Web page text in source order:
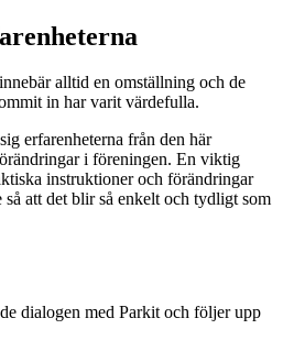
alltid en omställning och de
in har varit värdefulla.
erfarenheterna från den här
i föreningen. En viktig
instruktioner och förändringar
så att det blir så enkelt och tydligt som
dialogen med Parkit och följer upp